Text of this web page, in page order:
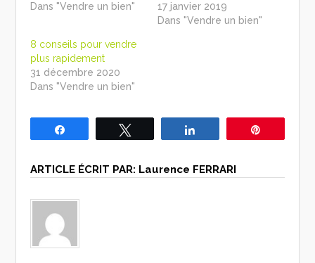
Dans "Vendre un bien"
17 janvier 2019
Dans "Vendre un bien"
8 conseils pour vendre
plus rapidement
31 décembre 2020
Dans "Vendre un bien"
ARTICLE ÉCRIT PAR: Laurence FERRARI